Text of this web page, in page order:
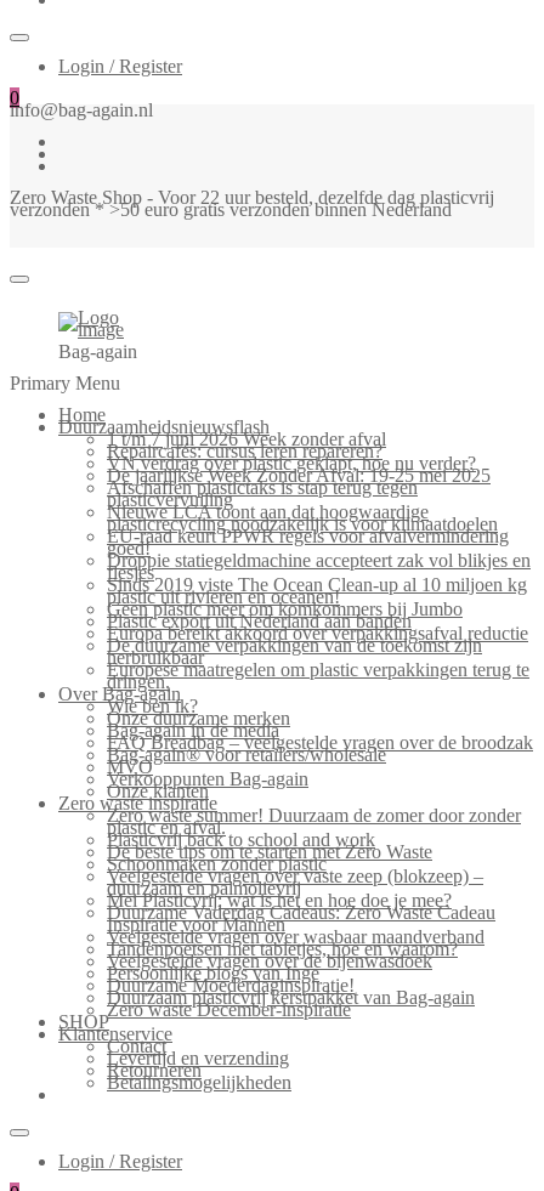
Login / Register
0
info@bag-again.nl
Zero Waste Shop - Voor 22 uur besteld, dezelfde dag plasticvrij
verzonden * >50 euro gratis verzonden binnen Nederland
Bag-again
Primary Menu
Home
Duurzaamheidsnieuwsflash
1 t/m 7 juni 2026 Week zonder afval
Repaircafés: cursus leren repareren?
VN verdrag over plastic geklapt, hoe nu verder?
De jaarlijkse Week Zonder Afval: 19-25 mei 2025
Afschaffen plastictaks is stap terug tegen
plasticvervuiling
Nieuwe LCA toont aan dat hoogwaardige
plasticrecycling noodzakelijk is voor klimaatdoelen
EU-raad keurt PPWR regels voor afvalvermindering
goed!
Droppie statiegeldmachine accepteert zak vol blikjes en
flesjes
Sinds 2019 viste The Ocean Clean-up al 10 miljoen kg
plastic uit rivieren en oceanen!
Geen plastic meer om komkommers bij Jumbo
Plastic export uit Nederland aan banden
Europa bereikt akkoord over verpakkingsafval reductie
De duurzame verpakkingen van de toekomst zijn
herbruikbaar
Europese maatregelen om plastic verpakkingen terug te
dringen.
Over Bag-again
Wie ben ik?
Onze duurzame merken
Bag-again in de media
FAQ Breadbag – veelgestelde vragen over de broodzak
Bag-again® voor retailers/wholesale
MVO
Verkooppunten Bag-again
Onze klanten
Zero waste inspiratie
Zero waste summer! Duurzaam de zomer door zonder
plastic en afval.
Plasticvrij back to school and work
De beste tips om te starten met Zero Waste
Schoonmaken zonder plastic
Veelgestelde vragen over vaste zeep (blokzeep) –
duurzaam en palmolievrij
Mei Plasticvrij: wat is het en hoe doe je mee?
Duurzame Vaderdag Cadeaus: Zero Waste Cadeau
Inspiratie voor Mannen
Veelgestelde vragen over wasbaar maandverband
Tandenpoetsen met tabletjes, hoe en waarom?
Veelgestelde vragen over de bijenwasdoek
Persoonlijke blogs van Inge
Duurzame Moederdaginspiratie!
Duurzaam plasticvrij kerstpakket van Bag-again
Zero waste December-inspiratie
SHOP
Klantenservice
Contact
Levertijd en verzending
Retourneren
Betalingsmogelijkheden
Login / Register